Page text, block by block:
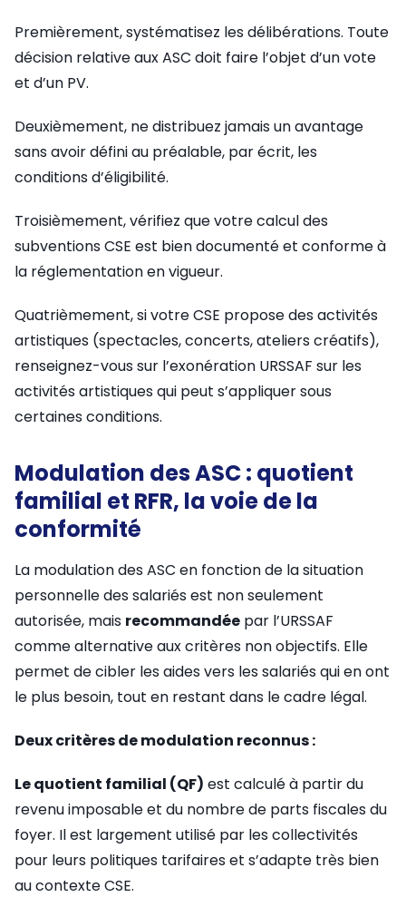
Premièrement, systématisez les délibérations. Toute
décision relative aux ASC doit faire l’objet d’un vote
et d’un PV.
Deuxièmement, ne distribuez jamais un avantage
sans avoir défini au préalable, par écrit, les
conditions d’éligibilité.
Troisièmement, vérifiez que votre calcul des
subventions CSE est bien documenté et conforme à
la réglementation en vigueur.
Quatrièmement, si votre CSE propose des activités
artistiques (spectacles, concerts, ateliers créatifs),
renseignez-vous sur l’exonération URSSAF sur les
activités artistiques qui peut s’appliquer sous
certaines conditions.
Modulation des ASC : quotient
familial et RFR, la voie de la
conformité
La modulation des ASC en fonction de la situation
personnelle des salariés est non seulement
autorisée, mais recommandée par l’URSSAF
comme alternative aux critères non objectifs. Elle
permet de cibler les aides vers les salariés qui en ont
le plus besoin, tout en restant dans le cadre légal.
Deux critères de modulation reconnus :
Le quotient familial (QF) est calculé à partir du
revenu imposable et du nombre de parts fiscales du
foyer. Il est largement utilisé par les collectivités
pour leurs politiques tarifaires et s’adapte très bien
au contexte CSE.